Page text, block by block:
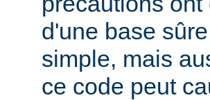
d'une base
simple, mais
ce code peut